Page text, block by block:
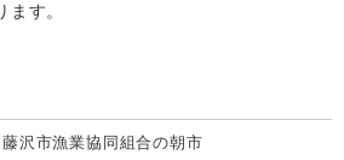
ます。
藤沢市漁業協同組合の朝市